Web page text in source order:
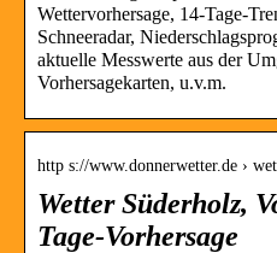
Wettervorhersage, 14-Tage-
Schneeradar,
aktuelle Messwerte aus der
Vorhersagekarten, u.v.m.
http s://www.donnerwetter.de ›
Wetter Süderholz,
Tage-Vorhersage